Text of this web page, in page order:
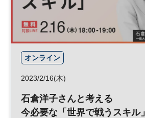
オンライン
2023/2/16(木)
石倉洋子さんと考える
今必要な「世界で戦うスキル」